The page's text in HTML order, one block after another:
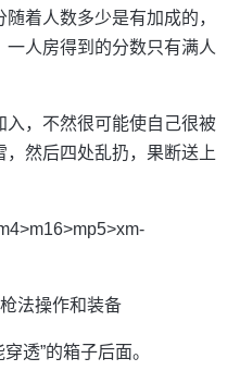
着人数多少是有加成的，
人房得到的分数只有满人
入，不然很可能使自己很被
然后四处乱扔，果断送上
法操作和装备
透”的箱子后面。